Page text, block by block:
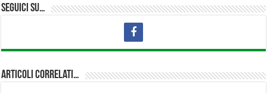
Seguici su…
Articoli correlati…